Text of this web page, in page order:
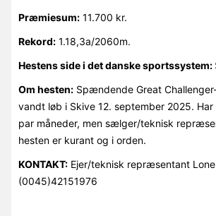
Præmiesum:11.700 kr.
Rekord:1.18,3a/2060m.
Hestens side i det danske sportssystem:
Om hesten:Spændende Great
vandt løb i Skive 12. september 2025.
par måneder, men sælger/teknisk
hesten er kurant og i orden.
KONTAKT:Ejer/teknisk repræsentant
(0045)42151976